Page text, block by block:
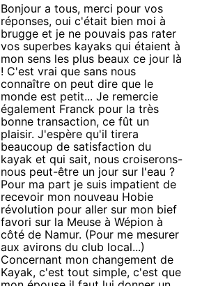
Bonjour a tous, merci pour vos
réponses, oui c'était bien moi à
brugge et je ne pouvais pas rater
vos superbes kayaks qui étaient à
mon sens les plus beaux ce jour là
! C'est vrai que sans nous
connaître on peut dire que le
monde est petit... Je remercie
également Franck pour la très
bonne transaction, ce fût un
plaisir. J'espère qu'il tirera
beaucoup de satisfaction du
kayak et qui sait, nous croiserons-
nous peut-être un jour sur l'eau ?
Pour ma part je suis impatient de
recevoir mon nouveau Hobie
révolution pour aller sur mon bief
favori sur la Meuse à Wépion à
côté de Namur. (Pour me mesurer
aux avirons du club local...)
Concernant mon changement de
Kayak, c'est tout simple, c'est que